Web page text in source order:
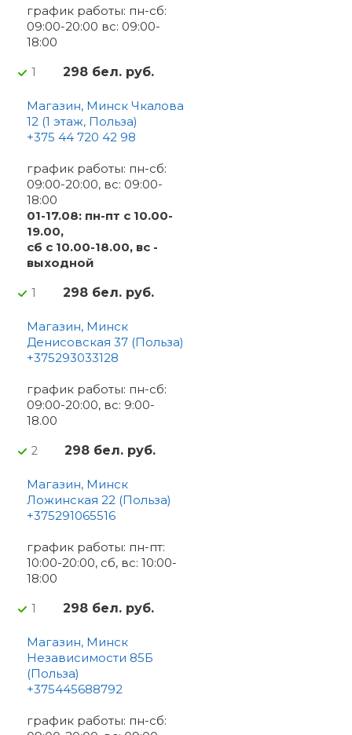
график работы: пн-сб:
09:00-20:00 вс: 09:00-
18:00
1 298 бел. руб.
Магазин, Минск Чкалова
12 (1 этаж, Польза)
+375 44 720 42 98
график работы: пн-сб:
09:00-20:00, вс: 09:00-
18:00
01-17.08: пн-пт с 10.00-
19.00,
сб с 10.00-18.00, вс -
выходной
1 298 бел. руб.
Магазин, Минск
Денисовская 37 (Польза)
+375293033128
график работы: пн-сб:
09:00-20:00, вс: 9:00-
18.00
2 298 бел. руб.
Магазин, Минск
Ложинская 22 (Польза)
+375291065516
график работы: пн-пт:
10:00-20:00, сб, вс: 10:00-
18:00
1 298 бел. руб.
Магазин, Минск
Независимости 85Б
(Польза)
+375445688792
график работы: пн-сб: